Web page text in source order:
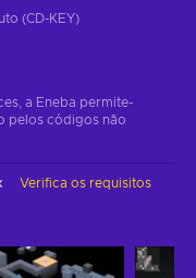
(CD-KEY)
a Eneba permite-
pelos códigos não
Verifica os requisitos